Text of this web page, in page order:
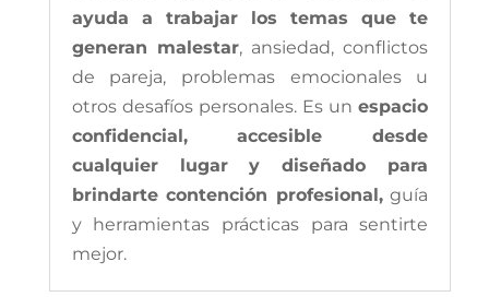
ayuda a trabajar los temas que te
generan malestar, ansiedad, conflictos
de pareja, problemas emocionales u
otros desafíos personales. Es unespacio
confidencial, accesible desde
cualquier lugar y diseñado para
brindarte contención profesional,guía
y herramientas prácticas para sentirte
mejor.